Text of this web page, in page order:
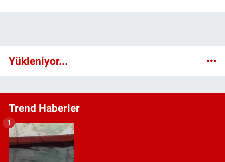
Yükleniyor...
Trend Haberler
1